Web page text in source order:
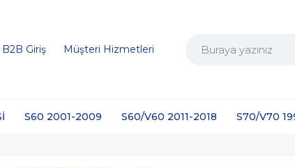
B2B Giriş Müşteri Hizmetleri
S60 2001-2009 S60/V60 2011-2018 S70/V70